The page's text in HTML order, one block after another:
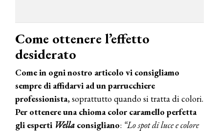
Come ottenere l’effetto
desiderato
Come in ogni nostro articolo vi consigliamo
sempre di affidarvi ad un parrucchiere
professionista, soprattutto quando si tratta di colori.
Per ottenere una chioma color caramello perfetta
gli esperti Wella consigliano: “Lo spot di luce e colore